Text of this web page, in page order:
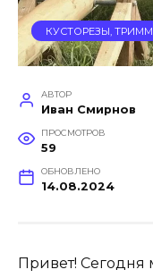
КУСТОРЕЗЫ,
АВТОР
Иван Смирнов
ПРОСМОТРОВ
59
ОБНОВЛЕНО
14.08.2024
Привет!